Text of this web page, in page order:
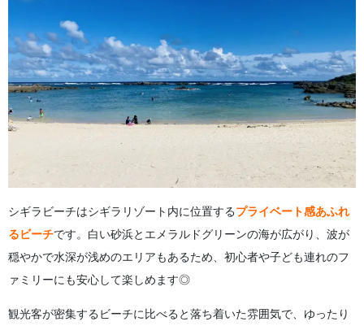
シギラビーチはシギラリゾート内に位置するプライベート感あふれ
るビーチです。白い砂浜とエメラルドグリーンの海が広がり、波が
穏やかで水深が浅めのエリアもあるため、初心者や子ども連れのフ
ァミリーにも安心して楽しめます◎
観光客が密集するビーチに比べると落ち着いた雰囲気で、ゆったり